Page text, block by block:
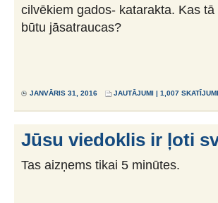
cilvēkiem gados- katarakta. Kas
būtu jāsatraucas?
JANVĀRIS 31, 2016 JAUTĀJUMI | 1,007 SKATĪJUMI
Jūsu viedoklis ir ļoti
Tas aizņems tikai 5 minūtes.